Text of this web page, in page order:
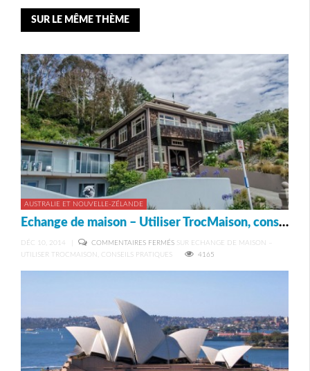
SUR LE MÊME THÈME
AUSTRALIE ET NOUVELLE-ZÉLANDE
Echange de maison – Utiliser TrocMaison, conseils pratiques
DÉC 10, 2014 COMMENTAIRES FERMÉS SUR ECHANGE DE MAISON –
UTILISER TROCMAISON, CONSEILS PRATIQUES
4165